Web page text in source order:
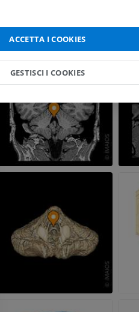
RM
ACCETTA I COOKIES
GESTISCI I COOKIES